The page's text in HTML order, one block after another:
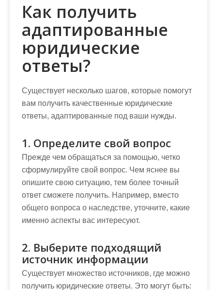
Как получить
адаптированные
юридические
ответы?
Существует несколько шагов, которые помогут
вам получить качественные юридические
ответы, адаптированные под ваши нужды.
1. Определите свой вопрос
Прежде чем обращаться за помощью, четко
сформулируйте свой вопрос. Чем яснее вы
опишите свою ситуацию, тем более точный
ответ сможете получить. Например, вместо
общего вопроса о наследстве, уточните, какие
именно аспекты вас интересуют.
2. Выберите подходящий
источник информации
Существует множество источников, где можно
получить юридические ответы. Это могут быть: